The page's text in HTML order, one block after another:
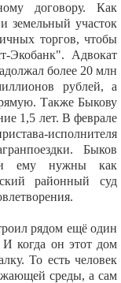
договору. Как
земельный участок
торгов, чтобы
Экобанк". Адвокат
более 20 млн
рублей, а
Также Быкову
1,5 лет. В феврале
исполнителя
Быков
ему нужны как
районный суд
рядом ещё один
И когда он этот дом
То есть человек
среды, а сам